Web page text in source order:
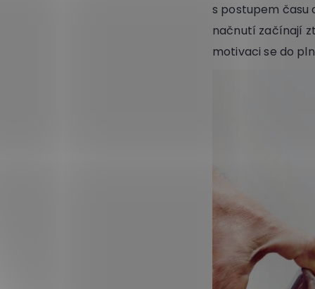
s postupem času
načnutí začínají
motivaci se do